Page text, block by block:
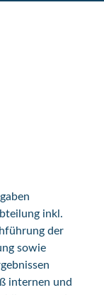
inkl.
der
sowie
internen und